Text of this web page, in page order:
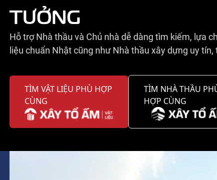
TƯỞNG
Hỗ trợ Nhà thầu và Chủ nhà dễ dàng tìm kiếm, lựa
liệu chuẩn Nhật cũng như Nhà thầu xây dựng uy tín,
TÌM VẬT LIỆU PHÙ HỢP
CÙNG
TÌM NHÀ THẦU
HỢP CÙNG